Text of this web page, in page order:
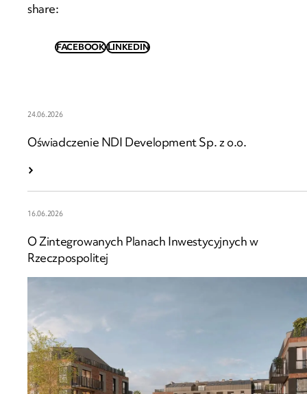
share:
FACEBOOK LINKEDIN
24.06.2026
Oświadczenie NDI Development Sp. z o.o.
16.06.2026
O Zintegrowanych Planach Inwestycyjnych w
Rzeczpospolitej